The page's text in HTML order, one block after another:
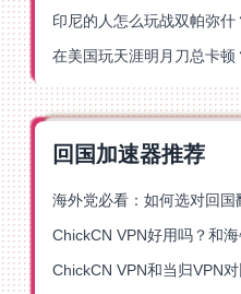
回国加速器推荐